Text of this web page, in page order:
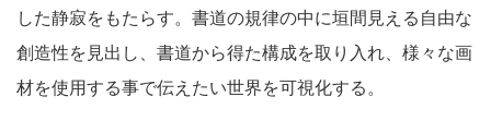
した静寂をもたらす。書道の規律の中に垣間見える自由な
創造性を見出し、書道から得た構成を取り入れ、様々な画
材を使用する事で伝えたい世界を可視化する。